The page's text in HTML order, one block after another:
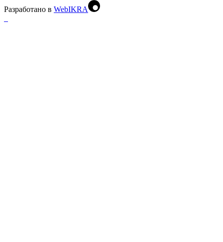
Разработано в WebIKRA